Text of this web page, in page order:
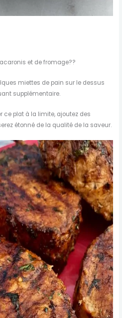
et de fromage??
miettes de pain sur le dessus
supplémentaire.
ce plat à la limite, ajoutez des
étonné de la qualité de la saveur.